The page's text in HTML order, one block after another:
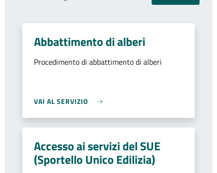
Abbattimento di alberi
Procedimento di abbattimento di alberi
VAI AL SERVIZIO
Accesso ai servizi del SUE
(Sportello Unico Edilizia)